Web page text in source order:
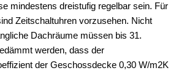
mindestens dreistufig regelbar sein. Für
Zeitschaltuhren vorzusehen. Nicht
Dachräume müssen bis 31.
werden, dass der
der Geschossdecke 0,30 W/m2K